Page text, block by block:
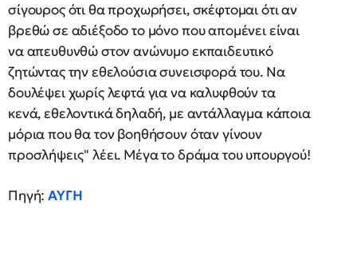
σίγουρος ότι θα προχωρήσει, σκέφτομαι ότι αν
βρεθώ σε αδιέξοδο το μόνο που απομένει είναι
να απευθυνθώ στον ανώνυμο εκπαιδευτικό
ζητώντας την εθελούσια συνεισφορά του. Να
δουλέψει χωρίς λεφτά για να καλυφθούν τα
κενά, εθελοντικά δηλαδή, με αντάλλαγμα κάποια
μόρια που θα τον βοηθήσουν όταν γίνουν
προσλήψεις" λέει. Μέγα το δράμα του υπουργού!
Πηγή:ΑΥΓΗ